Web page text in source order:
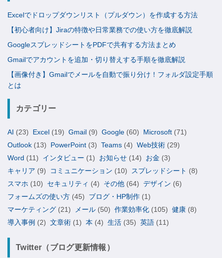
Excelでドロップダウンリスト（プルダウン）を作成する方法
【初心者向け】Jiraの特徴や日常業務での使い方を徹底解説
GoogleスプレッドシートをPDFで共有する方法まとめ
Gmailでアカウントを追加・切り替えする手順を徹底解説
【画像付き】Gmailでメールを自動で振り分け！フォルダ設定手順
とは
カテゴリー
AI (23) Excel (19) Gmail (9) Google (60) Microsoft (71)
Outlook (13) PowerPoint (3) Teams (4) Web技術 (29)
Word (11) インタビュー (1) お知らせ (14) お金 (3)
キャリア (9) コミュニケーション (10) スプレッドシート (8)
スマホ (10) セキュリティ (4) その他 (64) デザイン (6)
フォームズの使い方 (45) ブログ・HP制作 (1)
マーケティング (21) メール (50) 作業効率化 (105) 健康 (8)
導入事例 (2) 文章術 (1) 本 (4) 生活 (35) 英語 (11)
Twitter（ブログ更新情報）